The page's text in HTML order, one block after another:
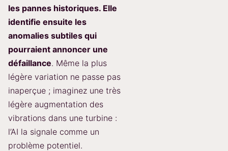
les pannes historiques. Elle
identifie ensuite les
anomalies subtiles qui
pourraient annoncer une
défaillance. Même la plus
légère variation ne passe pas
inaperçue ; imaginez une très
légère augmentation des
vibrations dans une turbine :
l’AI la signale comme un
problème potentiel.